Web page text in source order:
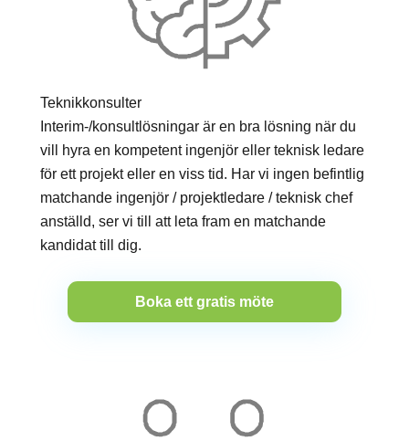
Teknikkonsulter
Interim-/konsultlösningar är en bra lösning när du
vill hyra en kompetent ingenjör eller teknisk ledare
för ett projekt eller en viss tid. Har vi ingen befintlig
matchande ingenjör / projektledare / teknisk chef
anställd, ser vi till att leta fram en matchande
kandidat till dig.
Boka ett gratis möte